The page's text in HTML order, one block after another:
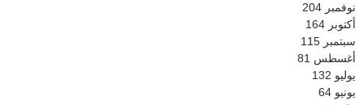
نوفمبر 204
أكتوبر 164
سبتمبر 115
أغسطس 81
يوليو 132
يونيو 64